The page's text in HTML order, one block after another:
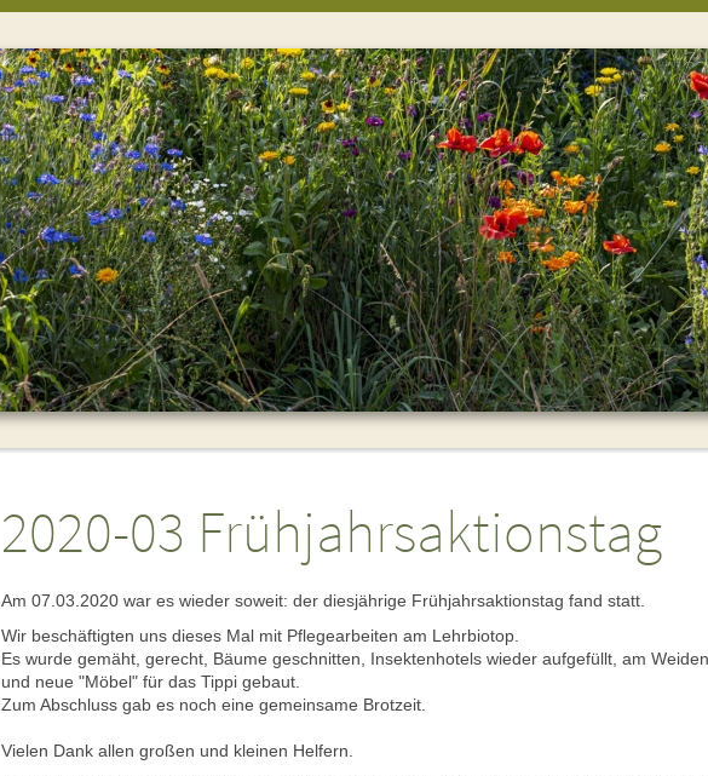
2020-03 Frühjahrsaktionstag
Am 07.03.2020 war es wieder soweit: der diesjährige Frühjahrsaktionstag fand statt.
Wir beschäftigten uns dieses Mal mit Pflegearbeiten am Lehrbiotop.
Es wurde gemäht, gerecht, Bäume geschnitten, Insektenhotels wieder aufgefüllt, am
und neue "Möbel" für das Tippi gebaut.
Zum Abschluss gab es noch eine gemeinsame Brotzeit.
Vielen Dank allen großen und kleinen Helfern.